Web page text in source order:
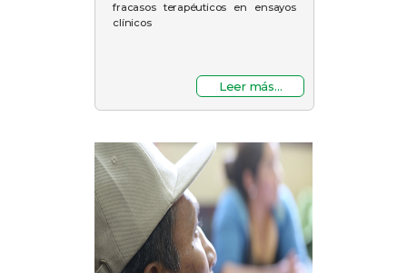
fracasos terapéuticos en ensayos
clínicos
Leer más...